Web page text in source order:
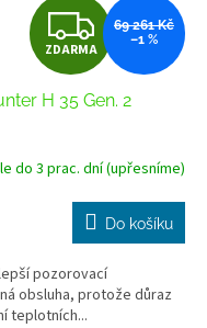
Z
D
A
R
M
A
ZDARMA
69 261 Kč
–1 %
H 35 Gen. 2
do 3 prac. dní (upřesníme)
Do košíku
pozorovací
obsluha, protože důraz
teplotních...